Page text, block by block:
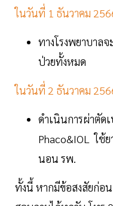
ในวันที่ 1 ธันวาคม
ทางโรงพยาบาล
ป่วยทั้งหมด
ในวันที่ 2 ธันวาคม
ดำเนินการผ่าตัด
Phaco&IOL ใช้ย
นอน รพ.
ทั้งนี้ หากมีข้อสงสัยก่อน